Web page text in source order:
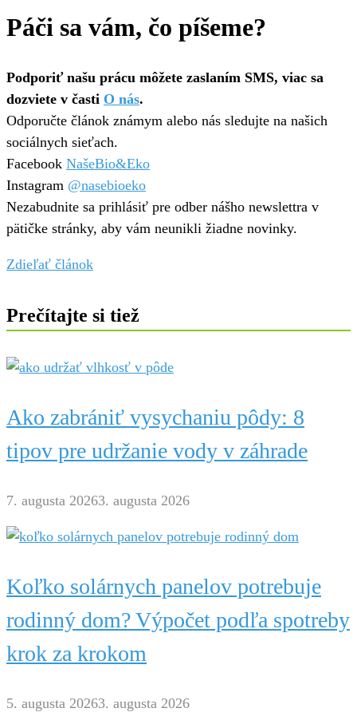
Páči sa vám, čo píšeme?
Podporiť našu prácu môžete zaslaním SMS, viac sa
dozviete v časti O nás.
Odporučte článok známym alebo nás sledujte na našich
sociálnych sieťach.
Facebook NašeBio&Eko
Instagram @nasebioeko
Nezabudnite sa prihlásiť pre odber nášho newslettra v
pätičke stránky, aby vám neunikli žiadne novinky.
Zdieľať článok
Prečítajte si tiež
Ako zabrániť vysychaniu pôdy: 8
tipov pre udržanie vody v záhrade
7. augusta 20263. augusta 2026
Koľko solárnych panelov potrebuje
rodinný dom? Výpočet podľa spotreby
krok za krokom
5. augusta 20263. augusta 2026